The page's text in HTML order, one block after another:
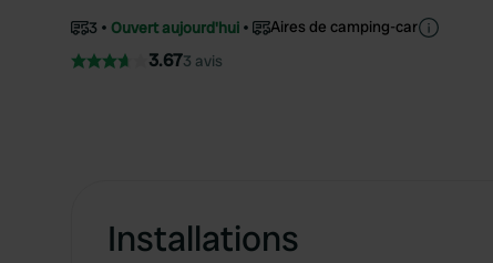
3 Ouvert aujourd'hui Aires de camping-car
3.673 avis
Installations